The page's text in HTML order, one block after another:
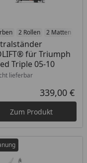
Ons 2 Branding-Optionen
2 Rollen 2 Matten
für Triumph
Triple 05-10
nicht lieferbar
lieferbar
339,00 €
Zum Produkt